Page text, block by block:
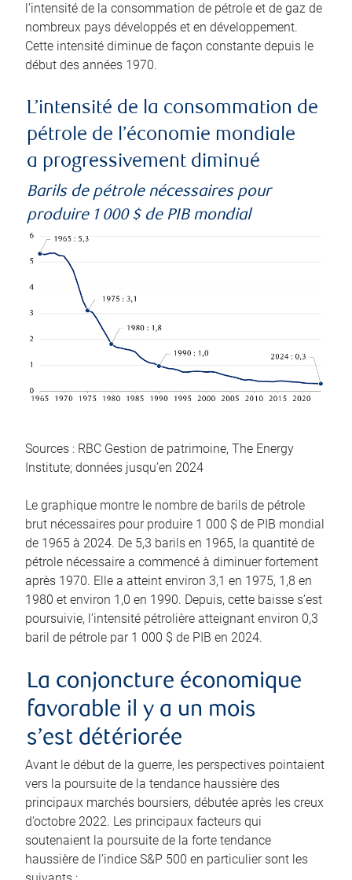
l’intensité de la consommation de pétrole et de gaz de
nombreux pays développés et en développement.
Cette intensité diminue de façon constante depuis le
début des années 1970.
L’intensité de la consommation de
pétrole de l’économie mondiale
a progressivement diminué
Barils de pétrole nécessaires pour
produire 1 000 $ de PIB mondial
Sources : RBC Gestion de patrimoine, The Energy
Institute; données jusqu’en 2024
Le graphique montre le nombre de barils de pétrole
brut nécessaires pour produire 1 000 $ de PIB mondial
de 1965 à 2024. De 5,3 barils en 1965, la quantité de
pétrole nécessaire a commencé à diminuer fortement
après 1970. Elle a atteint environ 3,1 en 1975, 1,8 en
1980 et environ 1,0 en 1990. Depuis, cette baisse s’est
poursuivie, l’intensité pétrolière atteignant environ 0,3
baril de pétrole par 1 000 $ de PIB en 2024.
La conjoncture économique
favorable il y a un mois
s’est détériorée
Avant le début de la guerre, les perspectives pointaient
vers la poursuite de la tendance haussière des
principaux marchés boursiers, débutée après les creux
d’octobre 2022. Les principaux facteurs qui
soutenaient la poursuite de la forte tendance
haussière de l’indice S&P 500 en particulier sont les